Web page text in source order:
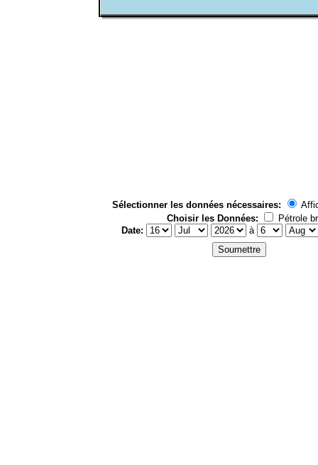
Sélectionner les données nécessaires:
Choisir les Données:
Pétrole
Date:
à